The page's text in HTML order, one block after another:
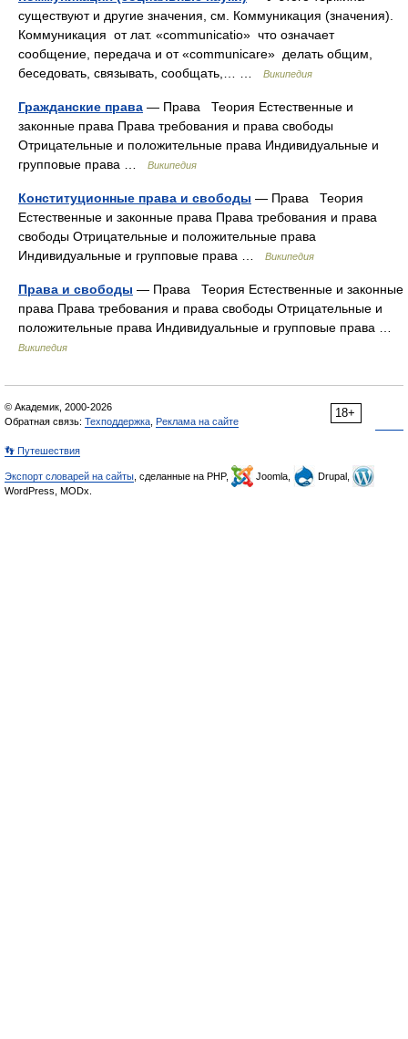
существуют и другие значения, см. Коммуникация (значения).
Коммуникация от лат. «communicatio» что означает
сообщение, передача и от «communicare» делать общим,
беседовать, связывать, сообщать,… …
Википедия
Гражданские права — Права Теория Естественные и
законные права Права требования и права свободы
Отрицательные и положительные права Индивидуальные и
групповые права …
Википедия
Конституционные права и свободы — Права Теория
Естественные и законные права Права требования и права
свободы Отрицательные и положительные права
Индивидуальные и групповые права …
Википедия
Права и свободы — Права Теория Естественные и законные
права Права требования и права свободы Отрицательные и
положительные права Индивидуальные и групповые права …
Википедия
18+
© Академик, 2000-2026
Обратная связь: Техподдержка Реклама на сайте
👣 Путешествия
Экспорт словарей на сайты , сделанные на PHP, Joomla,
Drupal,
WordPress, MODx.